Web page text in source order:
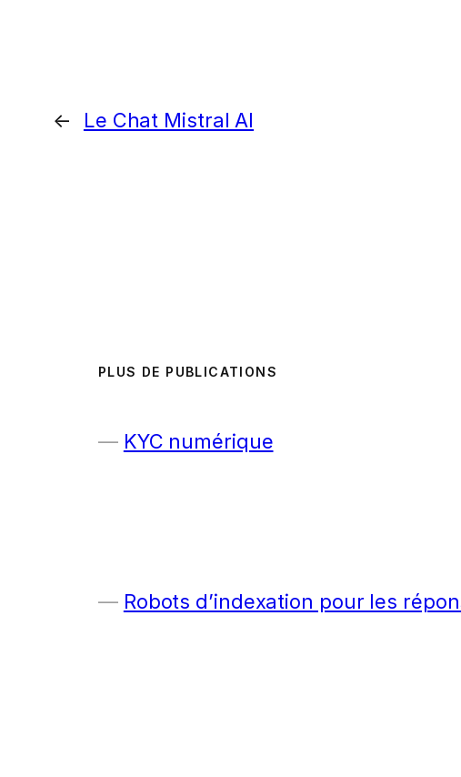
← Le Chat Mistral AI
PLUS DE PUBLICATIONS
KYC numérique
Robots d’indexation pour les